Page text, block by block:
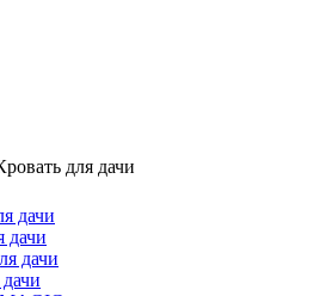
для дачи
дачи
дачи
дачи